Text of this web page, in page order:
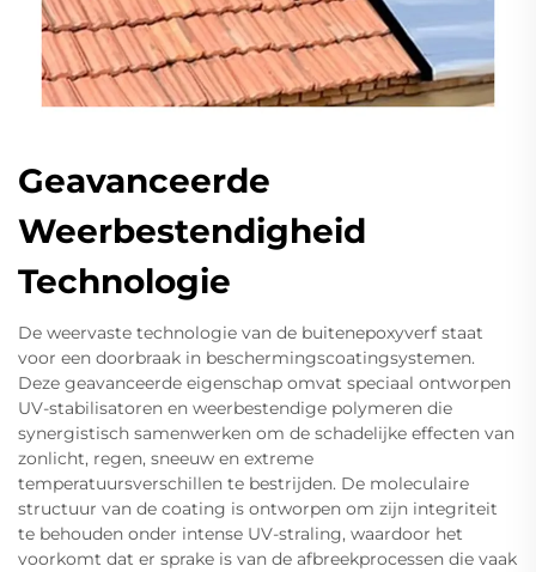
Geavanceerde
Weerbestendigheid
Technologie
De weervaste technologie van de buitenepoxyverf staat
voor een doorbraak in beschermingscoatingsystemen.
Deze geavanceerde eigenschap omvat speciaal ontworpen
UV-stabilisatoren en weerbestendige polymeren die
synergistisch samenwerken om de schadelijke effecten van
zonlicht, regen, sneeuw en extreme
temperatuursverschillen te bestrijden. De moleculaire
structuur van de coating is ontworpen om zijn integriteit
te behouden onder intense UV-straling, waardoor het
voorkomt dat er sprake is van de afbreekprocessen die vaak